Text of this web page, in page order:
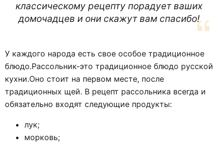
классическому рецепту порадует ваших
домочадцев и они скажут вам спасибо!
У каждого народа есть свое особое традиционное
блюдо.Рассольник-это традиционное блюдо русской
кухни.Оно стоит на первом месте, после
традиционных щей. В рецепт рассольника всегда и
обязательно входят следующие продукты:
лук;
морковь;